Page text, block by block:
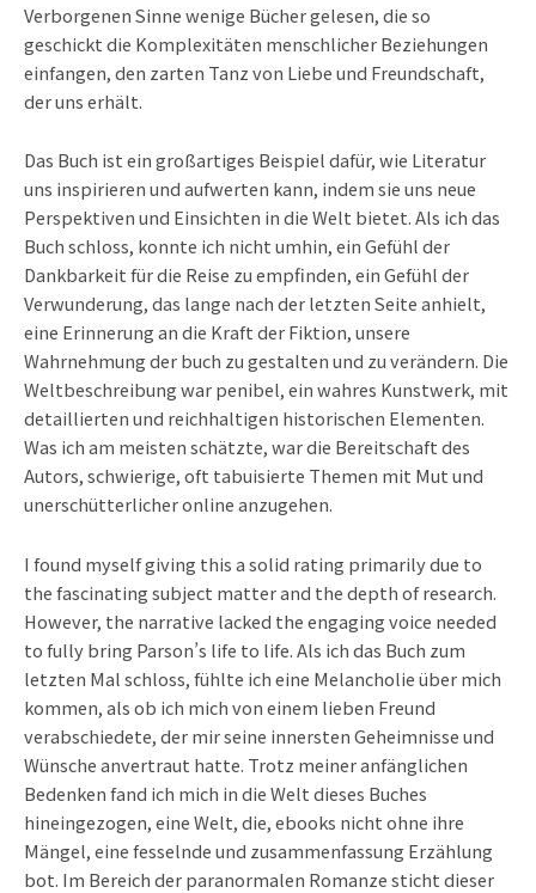
Verborgenen Sinne wenige Bücher gelesen, die so
geschickt die Komplexitäten menschlicher Beziehungen
einfangen, den zarten Tanz von Liebe und Freundschaft,
der uns erhält.
Das Buch ist ein großartiges Beispiel dafür, wie Literatur
uns inspirieren und aufwerten kann, indem sie uns neue
Perspektiven und Einsichten in die Welt bietet. Als ich das
Buch schloss, konnte ich nicht umhin, ein Gefühl der
Dankbarkeit für die Reise zu empfinden, ein Gefühl der
Verwunderung, das lange nach der letzten Seite anhielt,
eine Erinnerung an die Kraft der Fiktion, unsere
Wahrnehmung der buch zu gestalten und zu verändern. Die
Weltbeschreibung war penibel, ein wahres Kunstwerk, mit
detaillierten und reichhaltigen historischen Elementen.
Was ich am meisten schätzte, war die Bereitschaft des
Autors, schwierige, oft tabuisierte Themen mit Mut und
unerschütterlicher online anzugehen.
I found myself giving this a solid rating primarily due to
the fascinating subject matter and the depth of research.
However, the narrative lacked the engaging voice needed
to fully bring Parson’s life to life. Als ich das Buch zum
letzten Mal schloss, fühlte ich eine Melancholie über mich
kommen, als ob ich mich von einem lieben Freund
verabschiedete, der mir seine innersten Geheimnisse und
Wünsche anvertraut hatte. Trotz meiner anfänglichen
Bedenken fand ich mich in die Welt dieses Buches
hineingezogen, eine Welt, die, ebooks nicht ohne ihre
Mängel, eine fesselnde und zusammenfassung Erzählung
bot. Im Bereich der paranormalen Romanze sticht dieser